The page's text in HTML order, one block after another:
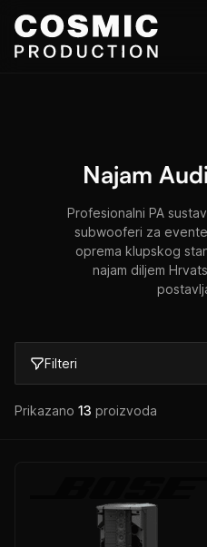
Preskoči na sadržaj
Najam
Profesionalni PA
subwooferi za
oprema klupskog
najam diljem
Filteri
Prikazano 13 proizvoda